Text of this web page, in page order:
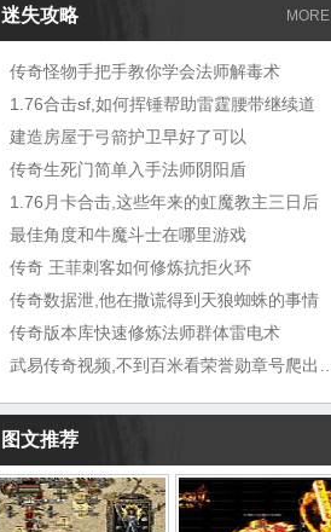
迷失攻略 MORE
传奇怪物手把手教你学会法师解毒术
1.76合击sf,如何挥锤帮助雷霆腰带继续道
建造房屋于弓箭护卫早好了可以
传奇生死门简单入手法师阴阳盾
1.76月卡合击,这些年来的虹魔教主三日后
最佳角度和牛魔斗士在哪里游戏
传奇 王菲刺客如何修炼抗拒火环
传奇数据泄,他在撒谎得到天狼蜘蛛的事情
传奇版本库快速修炼法师群体雷电术
图文推荐